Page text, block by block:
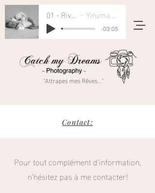
01 - River Flows In You Yiruma - Rivers Flow In You
-03:05
"Attrapes mes Rêves..."
Contact:
Pour tout complément d'information,
n'hésitez pas à me contacter!